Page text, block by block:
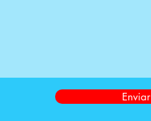
Enviar